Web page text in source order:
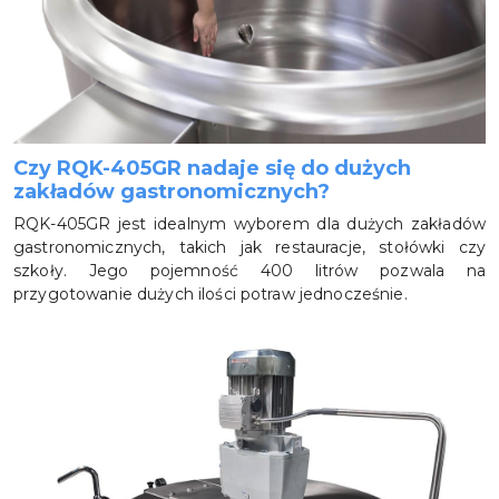
Czy RQK-405GR nadaje się do dużych
zakładów gastronomicznych?
RQK-405GR jest idealnym wyborem dla dużych zakładów
gastronomicznych, takich jak restauracje, stołówki czy
szkoły. Jego pojemność 400 litrów pozwala na
przygotowanie dużych ilości potraw jednocześnie.